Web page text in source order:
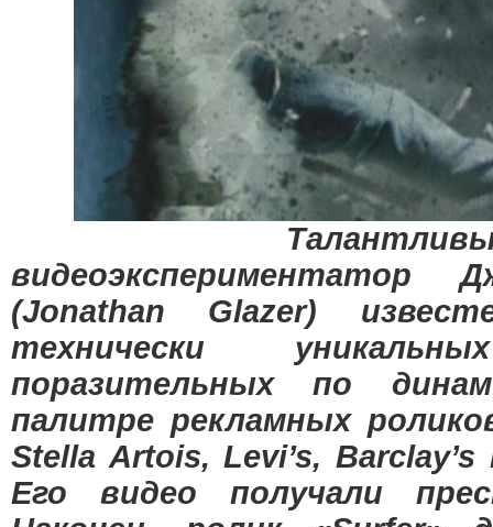
Талантливый
видеоэкспериментатор
(Jonathan Glazer)
технически
поразительных по
палитре рекламных
Stella Artois, Levi’s,
Его видео получали